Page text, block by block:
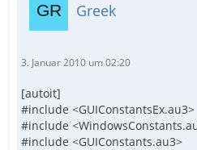
Greek
3. Januar 2010 um 02:20
[autoit]
#include <GUIConstantsEx.au3>
#include
#include <GUIConstants.au3>